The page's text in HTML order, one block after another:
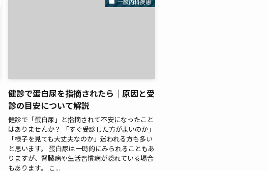
健診で蛋白尿を指摘されたら｜原因と受
診の目安について解説
健診で「蛋白尿」と指摘されて不安になったこと
はありませんか？ 「すぐ受診した方がよいのか」
「様子を見ても大丈夫なのか」迷われる方も多い
と思います。 蛋白尿は一時的にみられることもあ
りますが、腎臓病や生活習慣病が隠れている場合
もあります。 こ...